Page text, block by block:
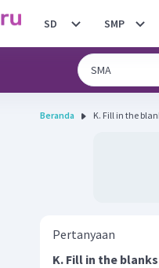
SD SMP
Beranda K. Fill in the
Pertanyaan
K. Fill in the